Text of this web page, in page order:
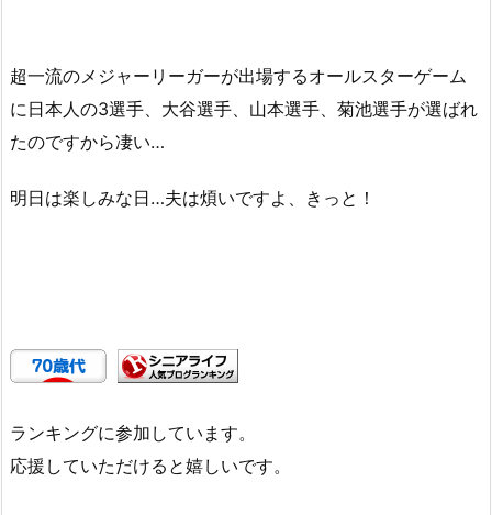
超一流のメジャーリーガーが出場するオールスターゲーム
に日本人の3選手、大谷選手、山本選手、菊池選手が選ばれ
たのですから凄い…
明日は楽しみな日…夫は煩いですよ、きっと！
ランキングに参加しています。
応援していただけると嬉しいです。